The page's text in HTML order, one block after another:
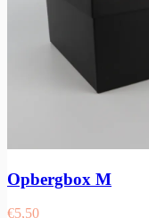
Opbergbox M
€5,50